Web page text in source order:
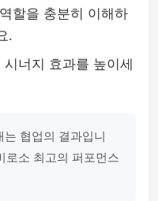
할을 충분히 이해하
.
너지 효과를 높이세
협업의 결과입니
로소 최고의 퍼포먼스